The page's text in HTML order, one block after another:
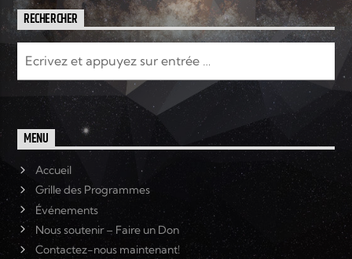
RECHERCHER
MENU
Accueil
Grille des Programmes
Événements
Nous soutenir – Faire un Don
Contactez-nous maintenant!